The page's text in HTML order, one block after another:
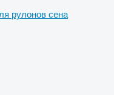
рулонов сена